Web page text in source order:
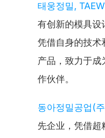
태웅정밀,
有创新的模具设
凭借自身的技术
产品，致力于成
作伙伴。
동아정밀공업(
先企业，凭借超